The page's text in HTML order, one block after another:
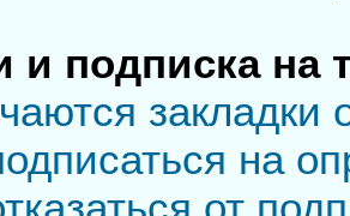
и подписка на
закладки
на